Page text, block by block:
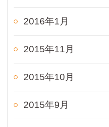
2016年1月
2015年11月
2015年10月
2015年9月